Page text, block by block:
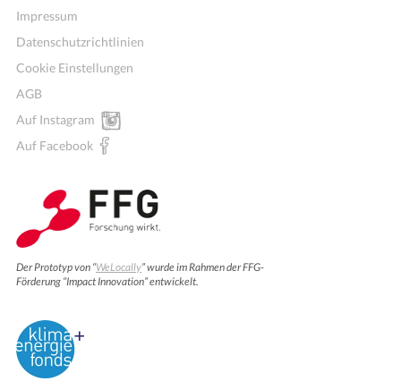
Impressum
Datenschutzrichtlinien
Cookie Einstellungen
AGB
Auf Instagram
Auf Facebook
Der Prototyp von “WeLocally” wurde im Rahmen der FFG-
Förderung “Impact Innovation” entwickelt.